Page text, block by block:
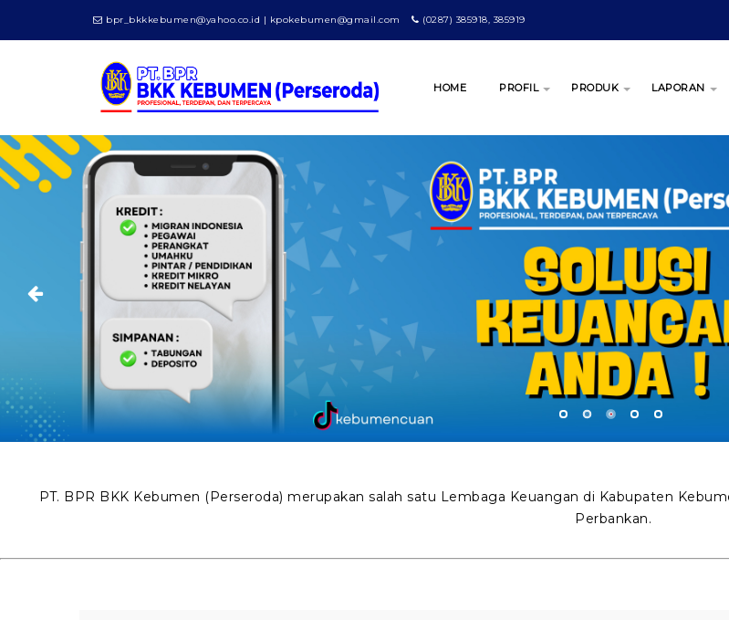
bpr_bkkkebumen@yahoo.co.id | kpokebumen@gmail.com (0287) 385918, 385919
HOME PROFIL PRODUK LAPORAN
PT. BPR BKK Kebumen (Perseroda) merupakan salah satu Lembaga Keuangan di Kabupaten
Perbankan.